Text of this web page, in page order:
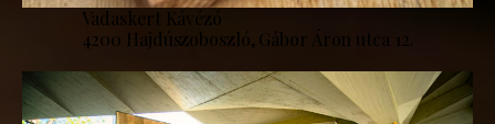
Vadaskert Kávézó
4200 Hajdúszoboszló, Gábor Áron utca 12.